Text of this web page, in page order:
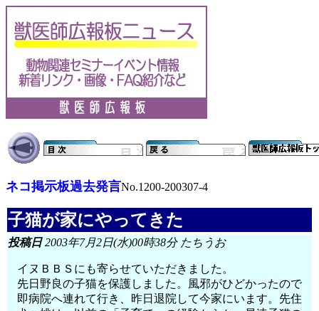
ネコ掲示板過去発言No.1200-200307-4
子猫が家にやってきた
投稿日2003年7月2日(水)00時38分 たちうお
イヌＢＢＳにも寄らせていただきました。
先日野良の子猫を保護しました。風邪がひどかったので
即病院へ連れて行き、昨日退院して今家にいます。先住